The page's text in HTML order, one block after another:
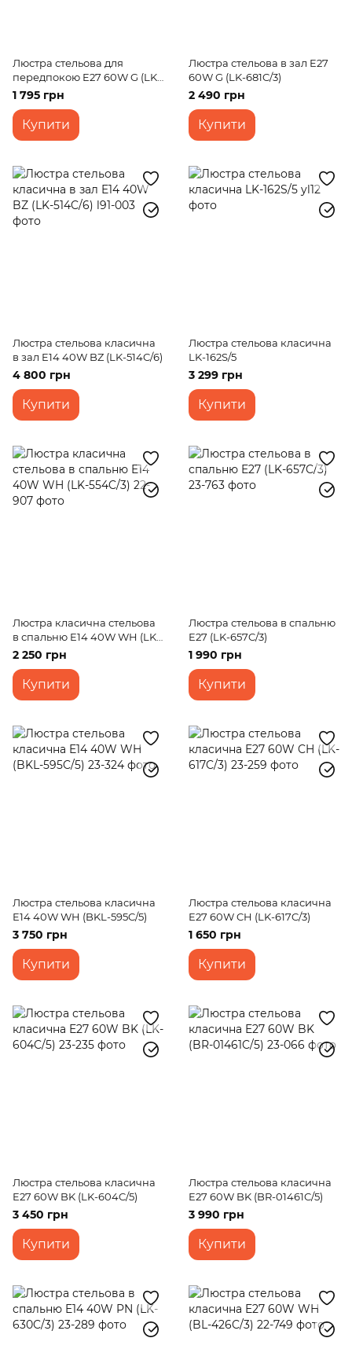
Люстра стельова для
передпокою E27 60W G (LK-
618C/2)
1 795 грн
Купити
Люстра стельова в зал E27
60W G (LK-681C/3)
2 490 грн
Купити
Люстра стельова класична
в зал E14 40W BZ (LK-514C/6)
4 800 грн
Купити
Люстра стельова класична
LK-162S/5
3 299 грн
Купити
Люстра класична стельова
в спальню E14 40W WH (LK-
554C/3)
2 250 грн
Купити
Люстра стельова в спальню
E27 (LK-657C/3)
1 990 грн
Купити
Люстра стельова класична
E14 40W WH (BKL-595C/5)
3 750 грн
Купити
Люстра стельова класична
E27 60W CH (LK-617C/3)
1 650 грн
Купити
Люстра стельова класична
E27 60W BK (LK-604C/5)
3 450 грн
Купити
Люстра стельова класична
E27 60W BK (BR-01461C/5)
3 990 грн
Купити